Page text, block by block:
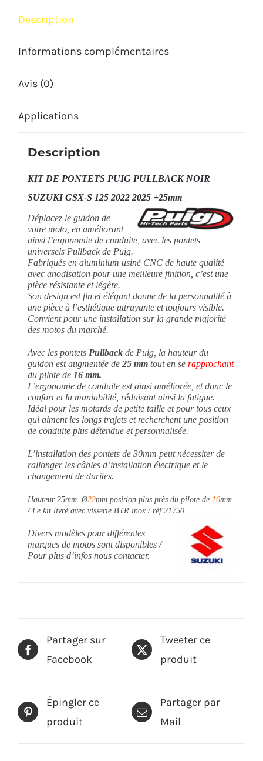
125
2022
+25mm
Description
Informations complémentaires
Avis (0)
Applications
Description
KIT DE PONTETS PUIG PULLBACK NOIR
SUZUKI GSX-S 125 2022 2025 +25mm
Déplacez le guidon de
votre moto, en améliorant
ainsi l’ergonomie de conduite, avec les pontets
universels Pullback de Puig.
Fabriqués en aluminium usiné CNC de haute qualité
avec anodisation pour une meilleure finition, c’est une
pièce résistante et légère.
Son design est fin et élégant donne de la personnalité à
une pièce à l’esthétique attrayante et toujours visible.
Convient pour une installation sur la grande majorité
des motos du marché.
Avec les pontets Pullbackde Puig, la hauteur du
guidon est augmentée de 25 mmtout en se rapprochant
du pilote de 16 mm.
L’ergonomie de conduite est ainsi améliorée, et donc le
confort et la maniabilité, réduisant ainsi la fatigue.
Idéal pour les motards de petite taille et pour tous ceux
qui aiment les longs trajets et recherchent une position
de conduite plus détendue et personnalisée.
L’installation des pontets de 30mm peut nécessiter de
rallonger les câbles d’installation électrique et le
changement de durites.
Hauteur 25mm Ø22mm position plus près du pilote de 16mm
/ Le kit livré avec visserie BTR inox / réf.21750
Divers modèles pour différentes
marques de motos sont disponibles /
Pour plus d’infos nous contacter.
Partager sur
Facebook
Tweeter ce
produit
Épingler ce
produit
Partager par
Mail